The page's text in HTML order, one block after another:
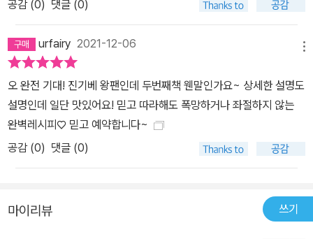
공감 (0) 댓글 (0)
urfairy 2021-12-06
오 완전 기대! 진기베 왕팬인데 두번째책 웬말인가요~ 상세한 설명도
설명인데 일단 맛있어요! 믿고 따라해도 폭망하거나 좌절하지 않는
완벽레시피♡ 믿고 예약합니다~
공감 (0) 댓글 (0)
마이리뷰 쓰기